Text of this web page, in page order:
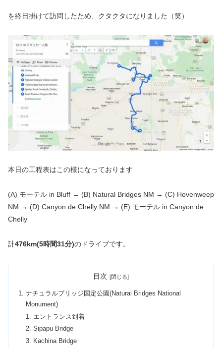
を終日掛けて訪問したため、クタクタになりました（笑）
本日の工程表はこの様になっております
(A) モーテル in Bluff → (B) Natural Bridges NM → (C) Hovenweep
NM → (D) Canyon de Chelly NM → (E) モーテル in Canyon de
Chelly
計476km(5時間31分)のドライブです。
目次
ナチュラルブリッジ国定公園(Natural Bridges National
Monument)
エントランス到着
Sipapu Bridge
Kachina Bridge